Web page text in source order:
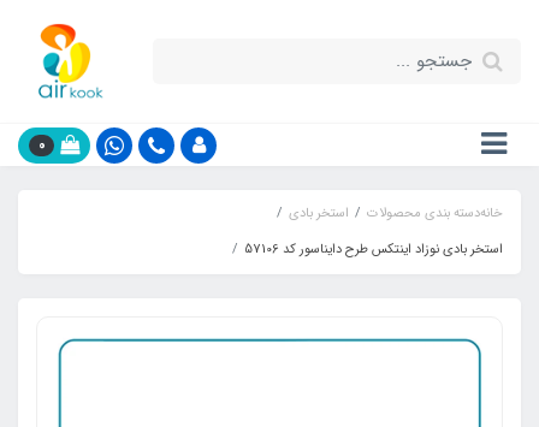
0
خانهدسته بندی محصولات
استخر بادی
استخر بادی نوزاد اینتکس طرح دایناسور کد 57106